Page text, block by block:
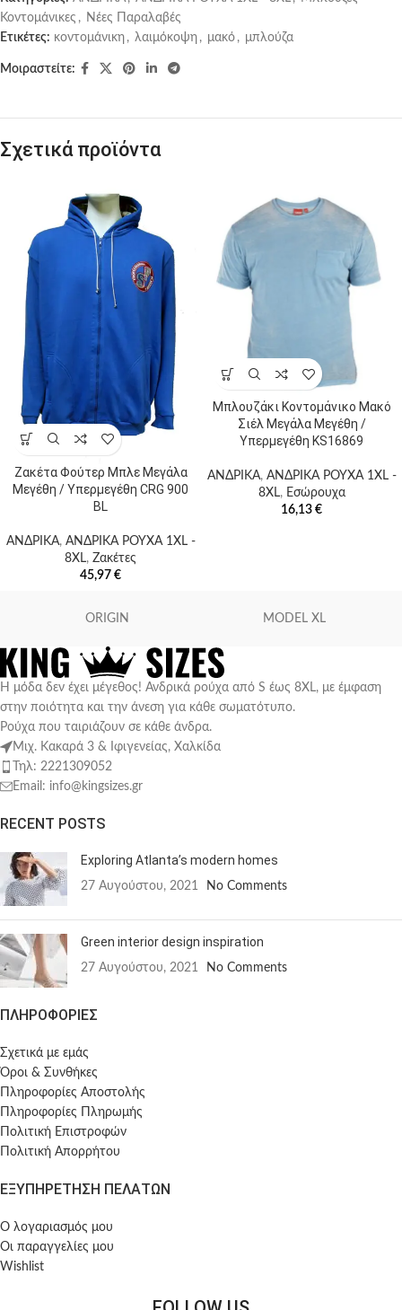
Κοντομάνικες , Νέες Παραλαβές
Ετικέτες: κοντομάνικη , λαιμόκοψη , μακό , μπλούζα
Μοιραστείτε:
Σχετικά προϊόντα
Ζακέτα Φούτερ Μπλε Μεγάλα
Μεγέθη / Υπερμεγέθη CRG 900
BL
ΑΝΔΡΙΚΑ, ΑΝΔΡΙΚΑ ΡΟΥΧΑ 1XL -
8XL, Ζακέτες
45,97 €
Μπλουζάκι Κοντομάνικο Μακό
Σιέλ Μεγάλα Μεγέθη /
Υπερμεγέθη KS16869
ΑΝΔΡΙΚΑ, ΑΝΔΡΙΚΑ ΡΟΥΧΑ 1XL -
8XL, Εσώρουχα
16,13 €
ORIGIN MODEL XL
Η μόδα δεν έχει μέγεθος! Ανδρικά ρούχα από S έως 8XL, με έμφαση
στην ποιότητα και την άνεση για κάθε σωματότυπο.
Ρούχα που ταιριάζουν σε κάθε άνδρα.
Μιχ. Κακαρά 3 & Ιφιγενείας, Χαλκίδα
Τηλ: 2221309052
Email: info@kingsizes.gr
RECENT POSTS
Exploring Atlanta’s modern homes
27 Αυγούστου, 2021 No Comments
Green interior design inspiration
27 Αυγούστου, 2021 No Comments
ΠΛΗΡΟΦΟΡΙΕΣ
Σχετικά με εμάς
Όροι & Συνθήκες
Πληροφορίες Αποστολής
Πληροφορίες Πληρωμής
Πολιτική Επιστροφών
Πολιτική Απορρήτου
ΕΞΥΠΗΡΕΤΗΣΗ ΠΕΛΑΤΩΝ
Ο λογαριασμός μου
Οι παραγγελίες μου
Wishlist